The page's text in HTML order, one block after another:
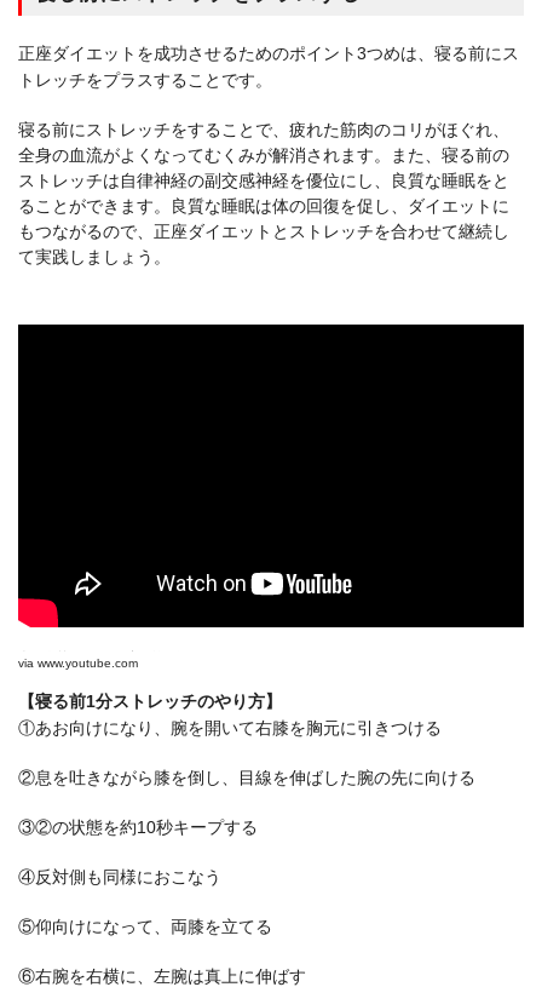
正座ダイエットを成功させるためのポイント3つめは、寝る前にス
トレッチをプラスすることです。
寝る前にストレッチをすることで、疲れた筋肉のコリがほぐれ、
全身の血流がよくなってむくみが解消されます。また、寝る前の
ストレッチは自律神経の副交感神経を優位にし、良質な睡眠をと
ることができます。良質な睡眠は体の回復を促し、ダイエットに
もつながるので、正座ダイエットとストレッチを合わせて継続し
て実践しましょう。
痩せ体質になれる☆寝る前1分ストレッチ
via www.youtube.com
【寝る前1分ストレッチのやり方】
①あお向けになり、腕を開いて右膝を胸元に引きつける
②息を吐きながら膝を倒し、目線を伸ばした腕の先に向ける
③②の状態を約10秒キープする
④反対側も同様におこなう
⑤仰向けになって、両膝を立てる
⑥右腕を右横に、左腕は真上に伸ばす